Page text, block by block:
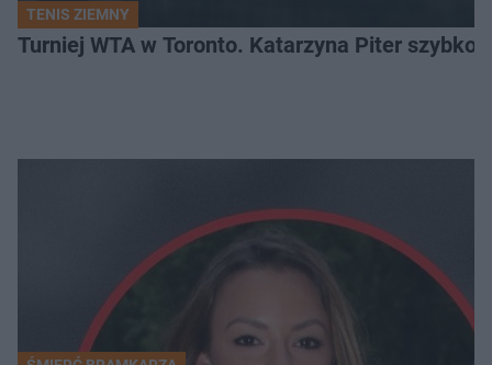
TENIS ZIEMNY
Turniej WTA w Toronto. Katarzyna Piter szybko